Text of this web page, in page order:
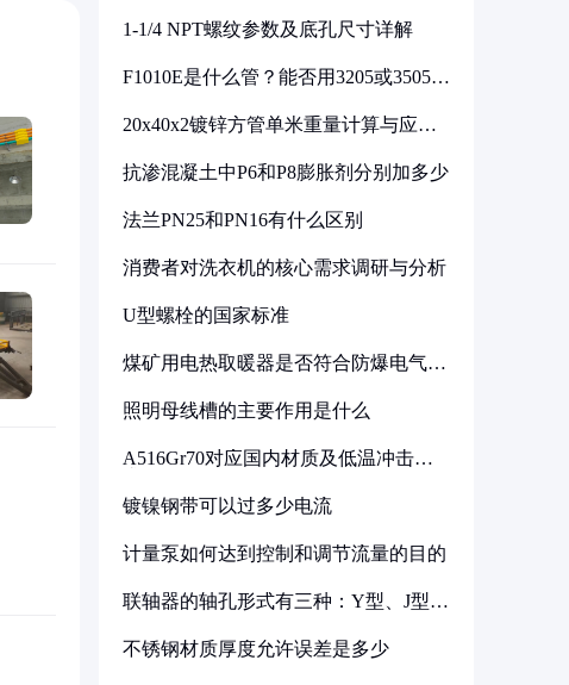
1-1/4 NPT螺纹参数及底孔尺寸详解
F1010E是什么管？能否用3205或3505代
20x40x2镀锌方管单米重量计算与应用
抗渗混凝土中P6和P8膨胀剂分别加多少
法兰PN25和PN16有什么区别
消费者对洗衣机的核心需求调研与分析
U型螺栓的国家标准
煤矿用电热取暖器是否符合防爆电气设
照明母线槽的主要作用是什么
A516Gr70对应国内材质及低温冲击要
镀镍钢带可以过多少电流
计量泵如何达到控制和调节流量的目的
联轴器的轴孔形式有三种：Y型、J型、
不锈钢材质厚度允许误差是多少